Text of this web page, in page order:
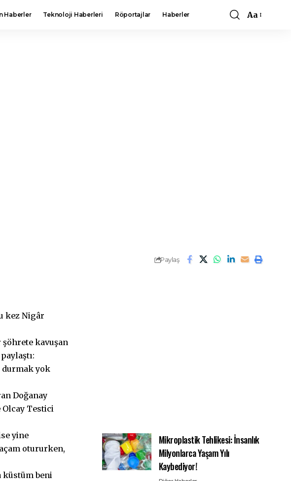
Haberler Teknoloji Haberleri Röportajlar Haberler
Font
Aa
Paylaş
kez Nigâr
şöhrete kavuşan
durmak yok
Doğanay
Olcay Testici
yine
otururken,
küstüm beni
Mikroplastik Tehlikesi: İnsanlık
Milyonlarca Yaşam Yılı
Kaybediyor!